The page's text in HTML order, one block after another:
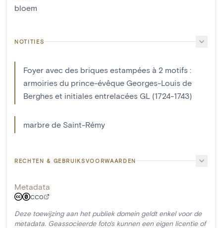
bloem
NOTITIES
Foyer avec des briques estampées à 2 motifs :
armoiries du prince-évêque Georges-Louis de
Berghes et initiales entrelacées GL (1724-1743)
marbre de Saint-Rémy
RECHTEN & GEBRUIKSVOORWAARDEN
Metadata
CC0
Deze toewijzing aan het publiek domein geldt enkel voor de
metadata. Geassocieerde foto's kunnen een eigen licentie of